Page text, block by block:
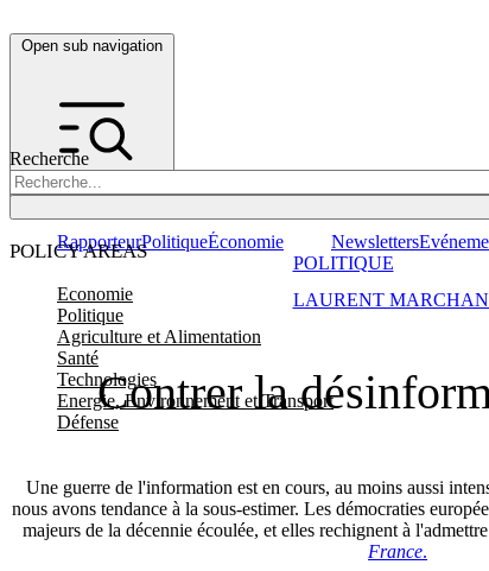
Open sub navigation
Recherche
POLICY AREAS
Economie
Politique
Agriculture et Alimentation
Santé
Technologies
Energie, Environnement et Transport
Défense
RapporteurPolitiqueÉconomie Newsletters
Contrer la
Une guerre de l'information est en cours, au moins aussi
nous avons tendance à la sous-estimer. Les démocraties
majeurs de la décennie écoulée, et elles rechignent à
France.
LAURENT
POLITIQUE